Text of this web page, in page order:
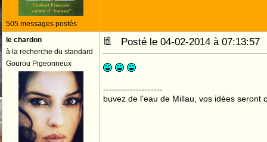
505 messages postés
le chardon
à la recherche du standard
Gourou Pigeonneux
Posté le 04-02-2014 à
--------------------
buvez de l'eau de Millau, vos idées seront